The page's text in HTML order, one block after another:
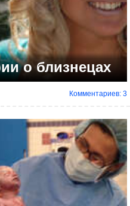
о близнецах
Комментариев: 3